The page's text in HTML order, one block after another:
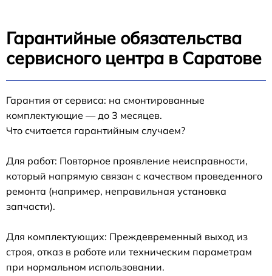
Гарантийные обязательства
сервисного центра в Саратове
Гарантия от сервиса: на смонтированные
комплектующие — до 3 месяцев.
Что считается гарантийным случаем?
Для работ: Повторное проявление неисправности,
который напрямую связан с качеством проведенного
ремонта (например, неправильная установка
запчасти).
Для комплектующих: Преждевременный выход из
строя, отказ в работе или техническим параметрам
при нормальном использовании.